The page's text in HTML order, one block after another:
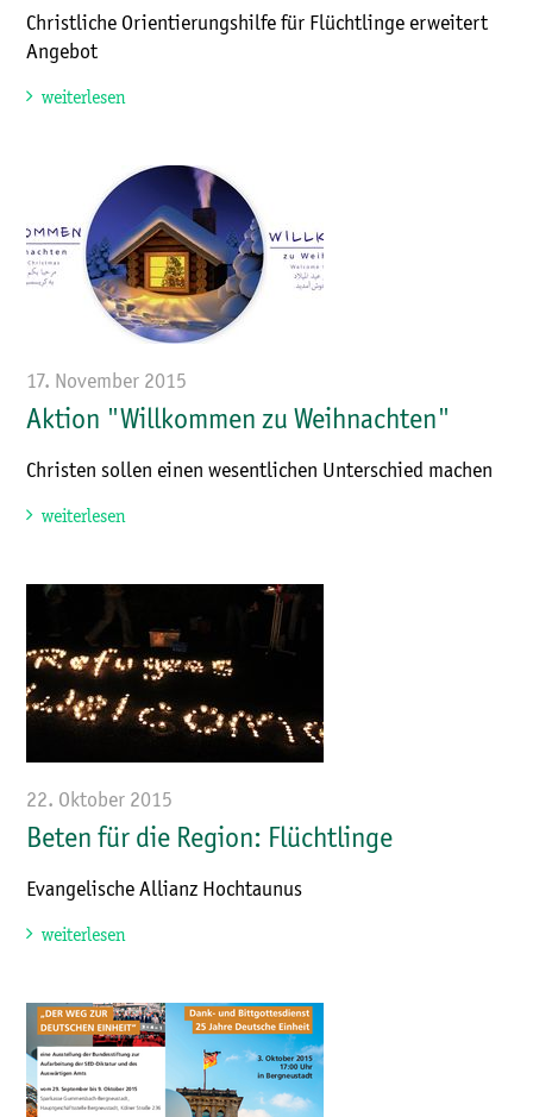
Christliche Orientierungshilfe für Flüchtlinge erweitert
Angebot
weiterlesen
17. November 2015
Aktion "Willkommen zu Weihnachten"
Christen sollen einen wesentlichen Unterschied machen
weiterlesen
22. Oktober 2015
Beten für die Region: Flüchtlinge
Evangelische Allianz Hochtaunus
weiterlesen